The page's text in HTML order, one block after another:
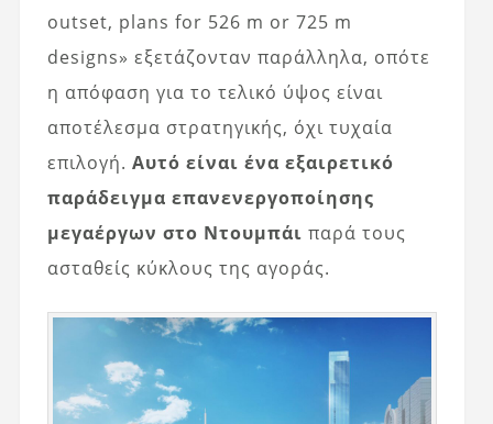
outset, plans for 526 m or 725 m
designs» εξετάζονταν παράλληλα, οπότε
η απόφαση για το τελικό ύψος είναι
αποτέλεσμα στρατηγικής, όχι τυχαία
επιλογή. Αυτό είναι ένα εξαιρετικό
παράδειγμα επανενεργοποίησης
μεγαέργων στο Ντουμπάι παρά τους
ασταθείς κύκλους της αγοράς.